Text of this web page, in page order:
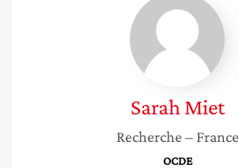
Miet
Sarah Miet
Recherche – France
OCDE